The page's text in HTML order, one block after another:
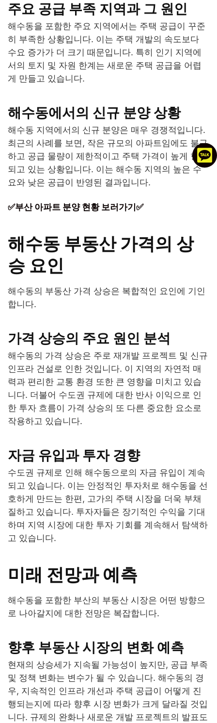
주요 공급 부족 지역과 그 원인
해수동을 포함한 주요 지역에서는 주택 공급이 꾸준
히 부족한 상황입니다. 이는 주택 개발의 속도보다
수요 증가가 더 크기 때문입니다. 특히 인기 지역에
서의 토지 및 자원 한계는 새로운 주택 공급을 어렵
게 만들고 있습니다.
해수동에서의 신규 분양 상황
해수동 지역에서의 신규 분양은 매우 경쟁적입니다.
최근의 사례를 보면, 작은 규모의 아파트임에도 불구
하고 공급 물량이 제한적이고 주택 가격이 높게 형성
되고 있는 상황입니다. 이는 해수동 지역의 높은 수
요와 낮은 공급이 반영된 결과입니다.
✅부산 아파트 분양 현황 보러가기✅
해수동 부동산 가격의 상
승 요인
해수동의 부동산 가격 상승은 복합적인 요인에 기인
합니다.
가격 상승의 주요 원인 분석
해수동의 가격 상승은 주로 재개발 프로젝트 및 신규
인프라 건설로 인한 것입니다. 이 지역의 자연적 매
력과 편리한 교통 환경 또한 큰 영향을 미치고 있습
니다. 더불어 수도권 규제에 대한 반사 이익으로 인
한 투자 흐름이 가격 상승의 또 다른 중요한 요소로
작용하고 있습니다.
자금 유입과 투자 경향
수도권 규제로 인해 해수동으로의 자금 유입이 계속
되고 있습니다. 이는 안정적인 투자처로 해수동을 선
호하게 만드는 한편, 고가의 주택 시장을 더욱 부채
질하고 있습니다. 투자자들은 장기적인 수익을 기대
하며 지역 시장에 대한 투자 기회를 계속해서 탐색하
고 있습니다.
미래 전망과 예측
해수동을 포함한 부산의 부동산 시장은 어떤 방향으
로 나아갈지에 대한 전망은 복잡합니다.
향후 부동산 시장의 변화 예측
현재의 상승세가 지속될 가능성이 높지만, 공급 부족
및 정책 변화는 변수가 될 수 있습니다. 해수동의 경
우, 지속적인 인프라 개선과 주택 공급이 어떻게 진
행되는지에 따라 향후 시장 변화가 크게 달라질 것입
니다. 규제의 완화나 새로운 개발 프로젝트의 발표도